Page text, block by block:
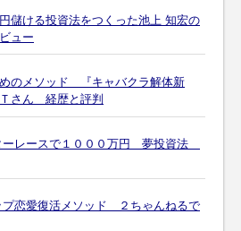
儲ける投資法をつくった池上 知宏の
ュー
のメソッド 『キャバクラ解体新
さん 経歴と評判
ーレースで１０００万円 夢投資法
プ恋愛復活メソッド ２ちゃんねるで